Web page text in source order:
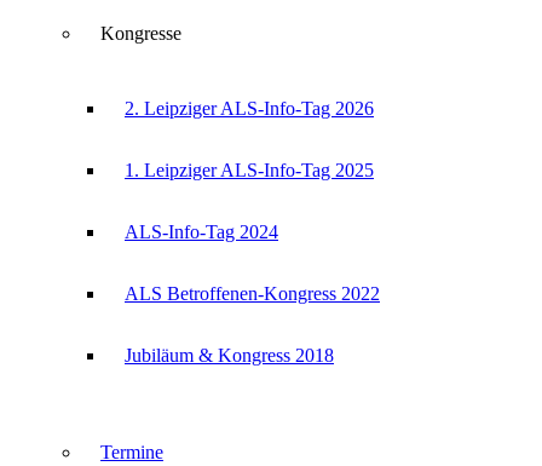
Kongresse
2. Leipziger ALS-Info-Tag 2026
1. Leipziger ALS-Info-Tag 2025
ALS-Info-Tag 2024
ALS Betroffenen-Kongress 2022
Jubiläum & Kongress 2018
Termine